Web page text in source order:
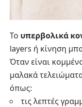
Το υπερβολικά
layers ή κίνηση
Όταν είναι
μαλακά
όπως:
τις λεπτές